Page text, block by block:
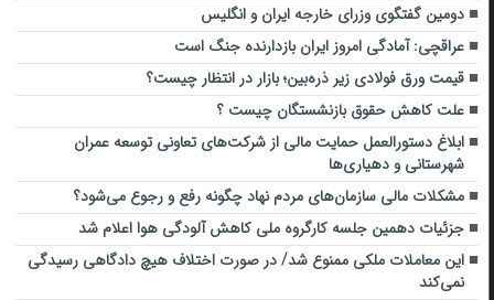
دومین گفتگوی وزرای خارجه ایران و انگلیس
عراقچی: آمادگی امروز ایران بازدارنده جنگ است
قیمت ورق فولادی زیر ذره‌بین؛ بازار در انتظار چیست؟
علت کاهش حقوق بازنشستگان چیست ؟
ابلاغ دستورالعمل حمایت‌ مالی از شرکت‌های تعاونی توسعه عمران
شهرستانی و دهیاری‌ها
مشکلات مالی سازمان‌های مردم نهاد چگونه رفع و رجوع می‌شود؟
جزئیات دهمین جلسه کارگروه ملی کاهش آلودگی هوا اعلام شد
این معاملات ملکی ممنوع شد/ در صورت اختلاف هیچ دادگاهی رسیدگی
نمی‌کند